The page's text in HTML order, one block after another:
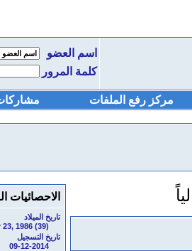
اسم العضو
كلمة المرور
مركز رفع الملفات
الاحصائيات
تاريخ الميلاد
1986 (39)
تاريخ التسجيل
09-12-2014